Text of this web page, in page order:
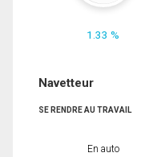
1.33 %
Navetteur
SE RENDRE AU TRAVAIL
En auto